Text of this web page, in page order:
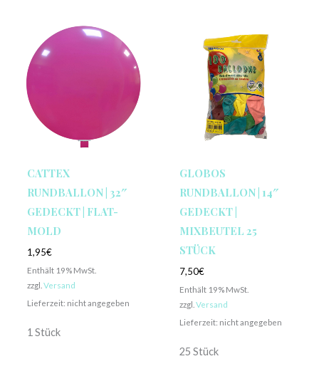
CATTEX
RUNDBALLON | 32″
GEDECKT | FLAT-
MOLD
1,95€
Enthält 19% MwSt.
zzgl. Versand
Lieferzeit: nicht angegeben
1 Stück
GLOBOS
RUNDBALLON | 14″
GEDECKT |
MIXBEUTEL 25
STÜCK
7,50€
Enthält 19% MwSt.
zzgl. Versand
Lieferzeit: nicht angegeben
25 Stück